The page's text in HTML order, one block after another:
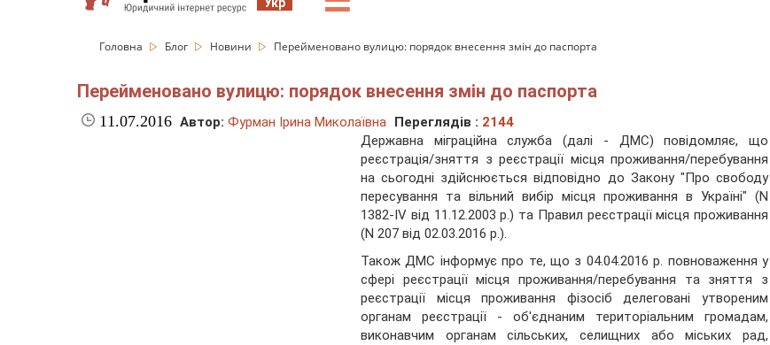
Головна Блог Новини Перейменовано вулицю: порядок внесення змін до паспорта
Перейменовано вулицю: порядок внесення змін до паспорта
11.07.2016 Автор: Фурман Ірина Миколаївна Переглядів : 2144
Державна міграційна служба (далі - ДМС) повідомляє, що
реєстрація/зняття з реєстрації місця проживання/перебування
на сьогодні здійснюється відповідно до Закону "Про свободу
пересування та вільний вибір місця проживання в Україні" (N
1382-IV від 11.12.2003 р.) та Правил реєстрації місця проживання
(N 207 від 02.03.2016 р.).
Також ДМС інформує про те, що з 04.04.2016 р. повноваження у
сфері реєстрації місця проживання/перебування та зняття з
реєстрації місця проживання фізосіб делеговані утвореним
органам реєстрації - об'єднаним територіальним громадам,
виконавчим органам сільських, селищних або міських рад,